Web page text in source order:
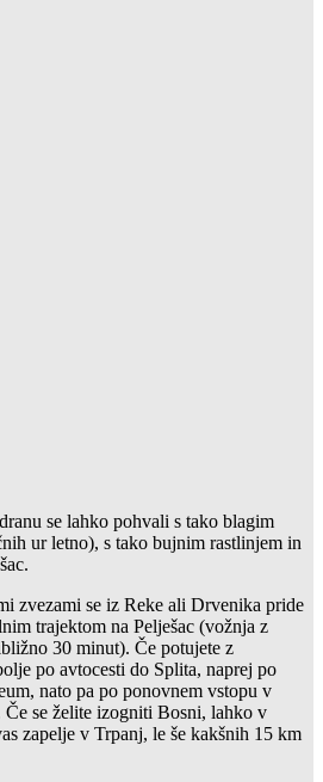
se lahko pohvali s tako blagim
ur letno), s tako bujnim rastlinjem in
zvezami se iz Reke ali Drvenika pride
trajektom na Pelješac (vožnja z
30 minut). Če potujete z
po avtocesti do Splita, naprej po
nato pa po ponovnem vstopu v
se želite izogniti Bosni, lahko v
zapelje v Trpanj, le še kakšnih 15 km